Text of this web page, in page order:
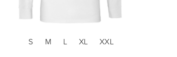
S M L XL XXL